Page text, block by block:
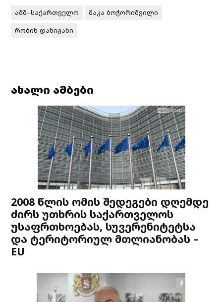
აშშ–საქართველო
მაკა ბოჭორიშვილი
რობინ დანიგანი
ახალი ამბები
2008 წლის ომის შედეგები დღემდე
ძირს უთხრის საქართველოს
უსაფრთხოებას, სუვერენიტეტსა
და ტერიტორიულ მთლიანობას –
EU